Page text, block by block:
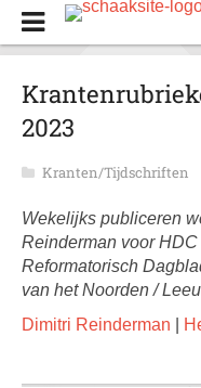
2023
Kranten/Tijdschriften
Wekelijks publiceren
Reinderman voor
Reformatorisch
van het Noorden /
Dimitri Reinderman